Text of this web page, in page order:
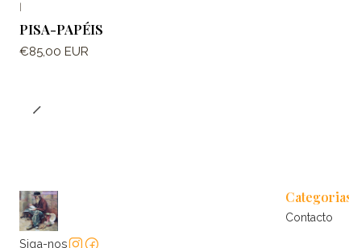
|
PISA-PAPÉIS
€85,00 EUR
Siga-nos
Contacto